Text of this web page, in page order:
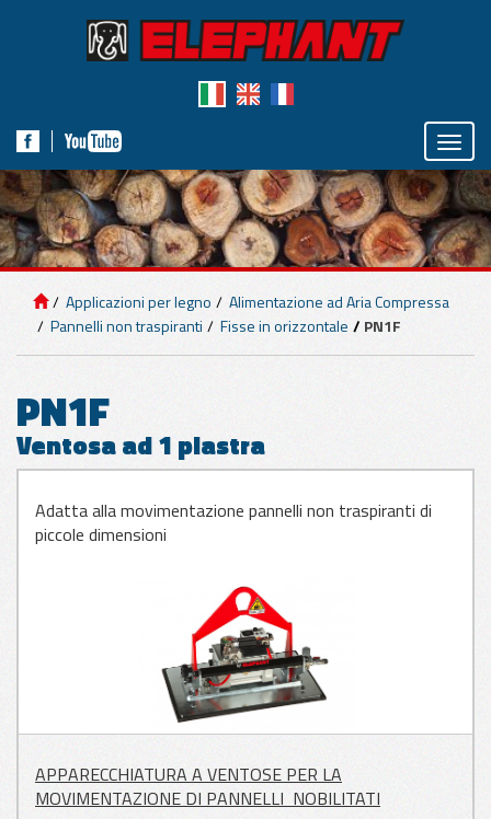
Toggle
IMPIANTI DI
SOLLEVAMENTO
APPLICAZIONI
CEMENTO
APPLICAZIONI
PER LAMIERA
PER LEGNO
Applicazioni per legno
Alimentazione ad Aria Compressa
Pannelli non traspiranti
Fisse in orizzontale PN1F
PN1F
Ventosa ad 1 piastra
Adatta alla movimentazione pannelli non traspiranti di
piccole dimensioni
APPARECCHIATURA A VENTOSE PER LA
MOVIMENTAZIONE DI PANNELLI NOBILITATI